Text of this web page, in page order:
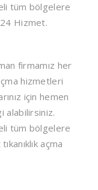
tüm bölgelere
24 Hizmet.
firmamız her
hizmetleri
için hemen
alabilirsiniz.
tüm bölgelere
açma